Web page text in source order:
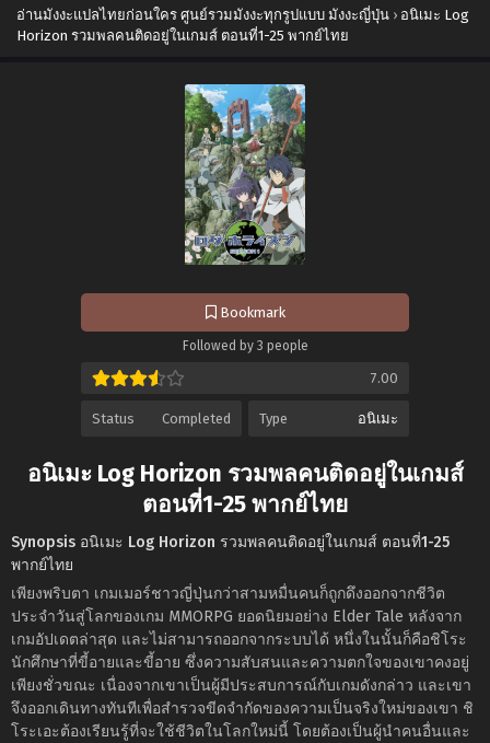
อ่านมังงะแปลไทยก่อนใคร ศูนย์รวมมังงะทุกรูปแบบ มังงะญี่ปุ่น › อนิเมะ Log
Horizon รวมพลคนติดอยู่ในเกมส์ ตอนที่1-25 พากย์ไทย
Bookmark
Followed by 3 people
7.00
Status Completed Type อนิเมะ
อนิเมะ Log Horizon รวมพลคนติดอยู่ในเกมส์
ตอนที่1-25 พากย์ไทย
Synopsis อนิเมะ Log Horizon รวมพลคนติดอยู่ในเกมส์ ตอนที่1-25
พากย์ไทย
เพียงพริบตา เกมเมอร์ชาวญี่ปุ่นกว่าสามหมื่นคนก็ถูกดึงออกจากชีวิต
ประจำวันสู่โลกของเกม MMORPG ยอดนิยมอย่าง Elder Tale หลังจาก
เกมอัปเดตล่าสุด และไม่สามารถออกจากระบบได้ หนึ่งในนั้นก็คือชิโระ
นักศึกษาที่ขี้อายและขี้อาย ซึ่งความสับสนและความตกใจของเขาคงอยู่
เพียงชั่วขณะ เนื่องจากเขาเป็นผู้มีประสบการณ์กับเกมดังกล่าว และเขา
จึงออกเดินทางทันทีเพื่อสำรวจขีดจำกัดของความเป็นจริงใหม่ของเขา ชิ
โระเอะต้องเรียนรู้ที่จะใช้ชีวิตในโลกใหม่นี้ โดยต้องเป็นผู้นำคนอื่นและ